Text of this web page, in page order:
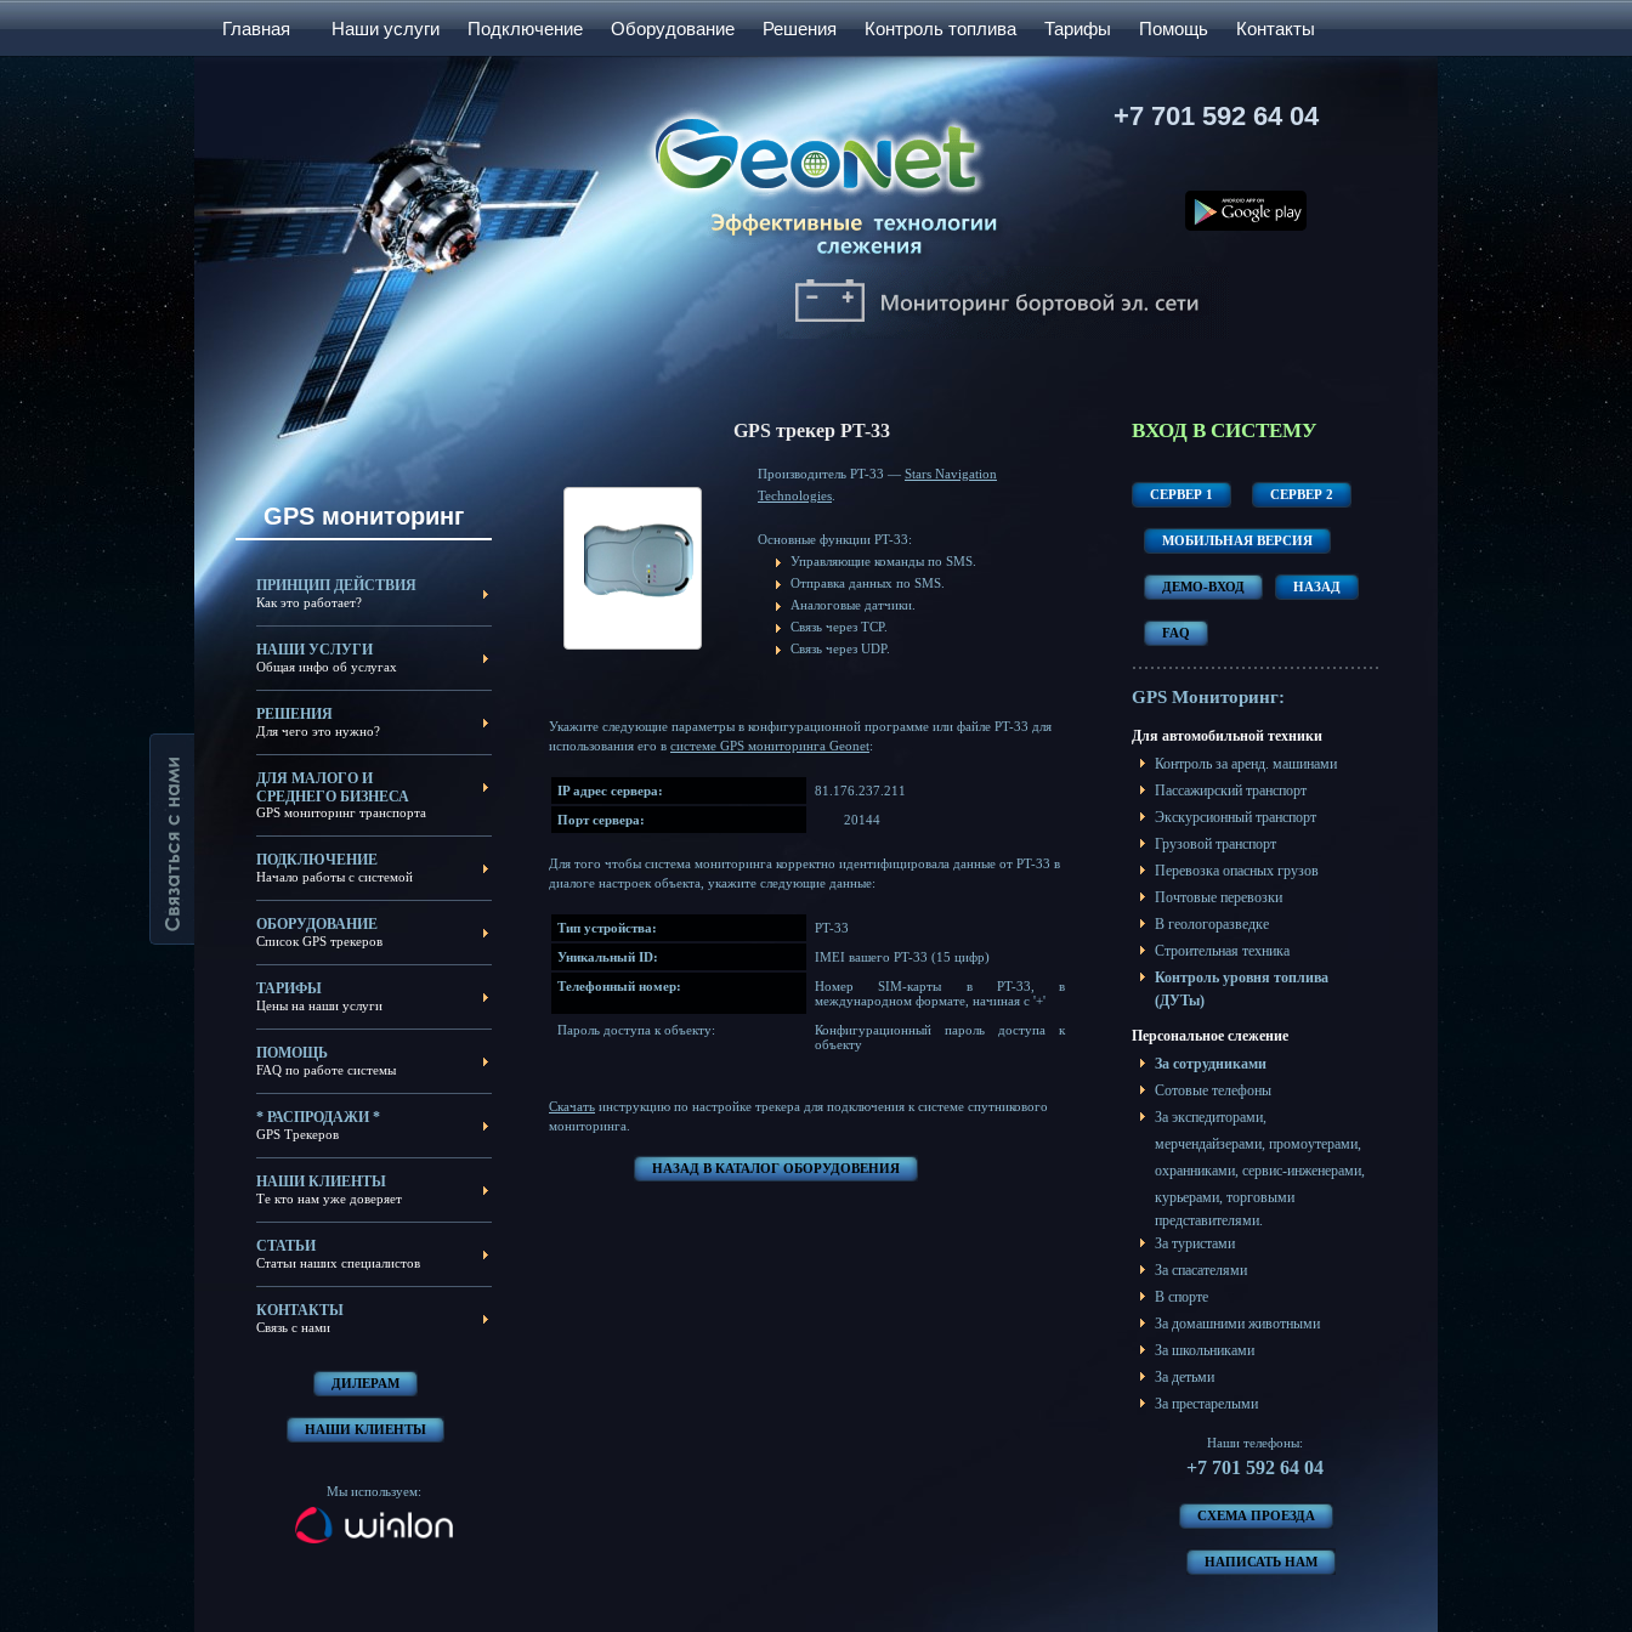
Главная Наши услуги Подключение Оборудование Решения Контроль топлива Тарифы Помощь Контакты
+7 701 592 64 04
GPS мониторинг
ПРИНЦИП ДЕЙСТВИЯ
Как это работает?
НАШИ УСЛУГИ
Общая инфо об услугах
РЕШЕНИЯ
Для чего это нужно?
ДЛЯ МАЛОГО И
СРЕДНЕГО БИЗНЕСА
GPS мониторинг транспорта
ПОДКЛЮЧЕНИЕ
Начало работы с системой
ОБОРУДОВАНИЕ
Список GPS трекеров
ТАРИФЫ
Цены на наши услуги
ПОМОЩЬ
FAQ по работе системы
* РАСПРОДАЖИ *
GPS Трекеров
НАШИ КЛИЕНТЫ
Те кто нам уже доверяет
СТАТЬИ
Статьи наших специалистов
КОНТАКТЫ
Связь с нами
ДИЛЕРАМ
НАШИ КЛИЕНТЫ
Мы используем:
GPS трекер PT-33
Производитель PT-33 — Stars Navigation
Technologies
Основные функции PT-33:
Управляющие команды по SMS.
Отправка данных по SMS.
Аналоговые датчики.
Связь через TCP.
Связь через UDP.
Укажите следующие параметры в конфигурационной программе или файле PT-33 для
использования его в системе GPS мониторинга Geonet:
IP адрес сервера:
81.176.237.211
Порт сервера:
20144
Для того чтобы система мониторинга корректно идентифицировала данные от PT-33 в
диалоге настроек объекта, укажите следующие данные:
Тип устройства:
PT-33
Уникальный ID:
IMEI вашего PT-33 (15 цифр)
Телефонный номер:
Номер SIM-карты в PT-33, в
международном формате, начиная с '+'
Пароль доступа к объекту:
Конфигурационный пароль доступа к
объекту
Скачать инструкцию по настройке трекера для подключения к системе спутникового
мониторинга.
НАЗАД В КАТАЛОГ ОБОРУДОВЕНИЯ
ВХОД В СИСТЕМУ
СЕРВЕР 1 СЕРВЕР 2
МОБИЛЬНАЯ ВЕРСИЯ
ДЕМО-ВХОД НАЗАД
FAQ
GPS Мониторинг:
Для автомобильной техники
Контроль за аренд. машинами
Пассажирский транспорт
Экскурсионный транспорт
Грузовой транспорт
Перевозка опасных грузов
Почтовые перевозки
В геологоразведке
Строительная техника
Контроль уровня топлива
(ДУТы)
Персональное слежение
За сотрудниками
Сотовые телефоны
За экспедиторами,
мерчендайзерами, промоутерами,
охранниками, сервис-инженерами,
курьерами, торговыми
представителями.
За туристами
За спасателями
В спорте
За домашними животными
За школьниками
За детьми
За престарелыми
Наши телефоны:
+7 701 592 64 04
СХЕМА ПРОЕЗДА
НАПИСАТЬ НАМ